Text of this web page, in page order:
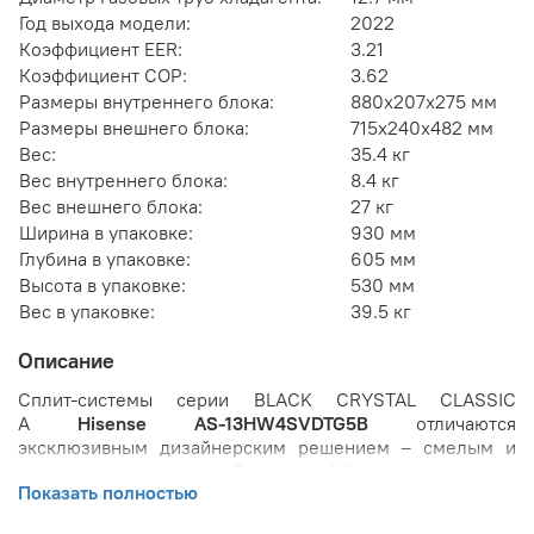
Год выхода модели:
2022
Коэффициент EER:
3.21
Коэффициент COP:
3.62
Размеры внутреннего блока:
880x207x275 мм
Размеры внешнего блока:
715x240x482 мм
Вес:
35.4 кг
Вес внутреннего блока:
8.4 кг
Вес внешнего блока:
27 кг
Ширина в упаковке:
930 мм
Глубина в упаковке:
605 мм
Высота в упаковке:
530 мм
Вес в упаковке:
39.5 кг
Описание
Сплит-системы серии BLACK CRYSTAL CLASSIC
A
Hisense AS-13HW4SVDTG5В
отличаются
эксклюзивным дизайнерским решением – смелым и
выполнен в глубоком глянцевом черном цвете. Такого
Показать полностью